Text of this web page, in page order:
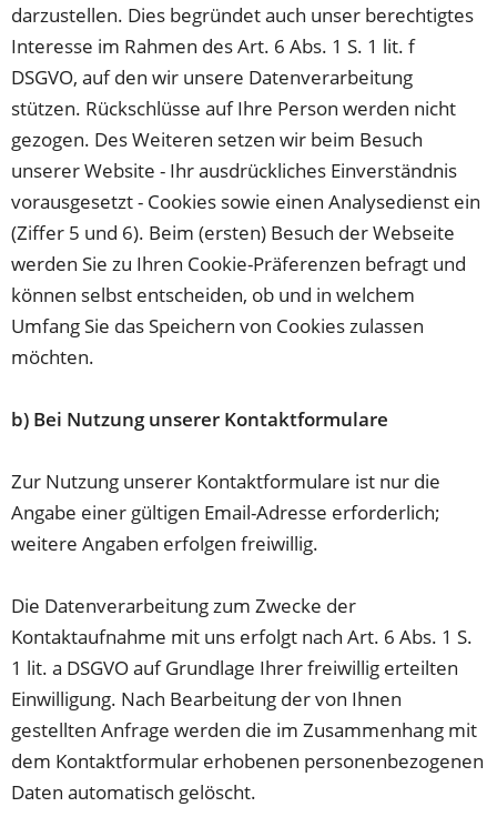
darzustellen. Dies begründet auch unser berechtigtes
Interesse im Rahmen des Art. 6 Abs. 1 S. 1 lit. f
DSGVO, auf den wir unsere Datenverarbeitung
stützen. Rückschlüsse auf Ihre Person werden nicht
gezogen. Des Weiteren setzen wir beim Besuch
unserer Website - Ihr ausdrückliches Einverständnis
vorausgesetzt - Cookies sowie einen Analysedienst ein
(Ziffer 5 und 6). Beim (ersten) Besuch der Webseite
werden Sie zu Ihren Cookie-Präferenzen befragt und
können selbst entscheiden, ob und in welchem
Umfang Sie das Speichern von Cookies zulassen
möchten.
b) Bei Nutzung unserer Kontaktformulare
Zur Nutzung unserer Kontaktformulare ist nur die
Angabe einer gültigen Email-Adresse erforderlich;
weitere Angaben erfolgen freiwillig.
Die Datenverarbeitung zum Zwecke der
Kontaktaufnahme mit uns erfolgt nach Art. 6 Abs. 1 S.
1 lit. a DSGVO auf Grundlage Ihrer freiwillig erteilten
Einwilligung. Nach Bearbeitung der von Ihnen
gestellten Anfrage werden die im Zusammenhang mit
dem Kontaktformular erhobenen personenbezogenen
Daten automatisch gelöscht.